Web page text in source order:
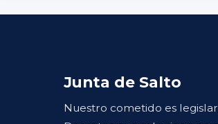
Junta de Salto
Nuestro cometido es